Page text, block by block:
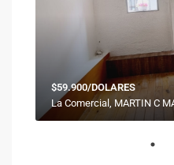
$59.900/DOLARES
La Comercial, MARTIN C